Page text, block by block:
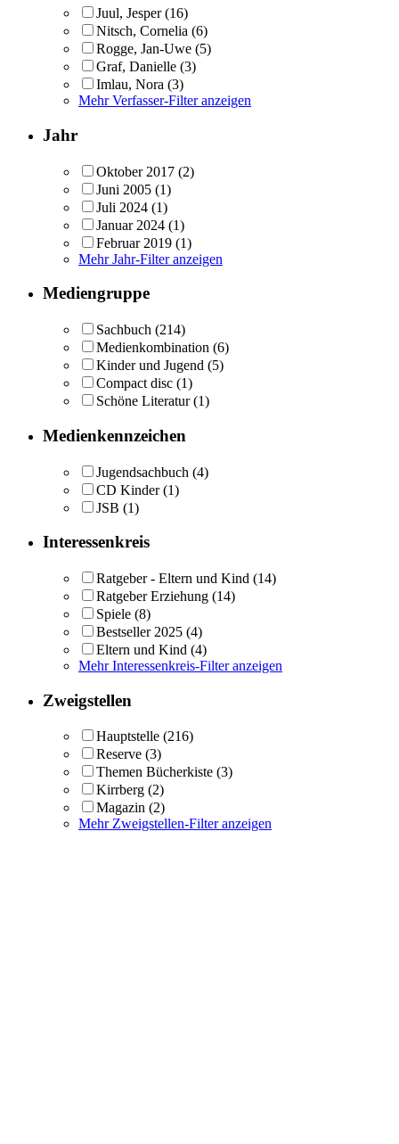
Juul, Jesper (16)
Nitsch, Cornelia (6)
Rogge, Jan-Uwe (5)
Graf, Danielle (3)
Imlau, Nora (3)
Mehr Verfasser-Filter anzeigen
Jahr
Oktober 2017 (2)
Juni 2005 (1)
Juli 2024 (1)
Januar 2024 (1)
Februar 2019 (1)
Mehr Jahr-Filter anzeigen
Mediengruppe
Sachbuch (214)
Medienkombination (6)
Kinder und Jugend (5)
Compact disc (1)
Schöne Literatur (1)
Medienkennzeichen
Jugendsachbuch (4)
CD Kinder (1)
JSB (1)
Interessenkreis
Ratgeber - Eltern und Kind (14)
Ratgeber Erziehung (14)
Spiele (8)
Bestseller 2025 (4)
Eltern und Kind (4)
Mehr Interessenkreis-Filter anzeigen
Zweigstellen
Hauptstelle (216)
Reserve (3)
Themen Bücherkiste (3)
Kirrberg (2)
Magazin (2)
Mehr Zweigstellen-Filter anzeigen